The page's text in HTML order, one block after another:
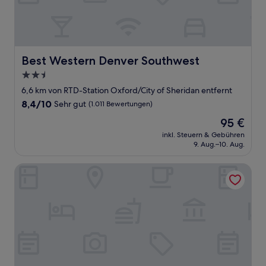
Best Western Denver Southwest
Best Western Denver Southwest
2.5-
Sterne-
Unterkunft
6,6 km von RTD-Station Oxford/City of Sheridan entfernt
8.4
Bewertungen)
8,4/10 Sehr gut (1.011 Bewertungen)
Der
Preis
beträgt
95 €
inkl. Steuern & Gebühren
9. Aug.–10. Aug.
Courtyard by Marriott Denver Southwest/Littleton